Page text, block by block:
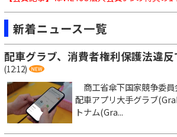
新着ニュース一覧
配車グラブ、消費者権利保護法違
(12:12)
商工省傘下国家競争委
配車アプリ大手グラブ
トナム(Gra...